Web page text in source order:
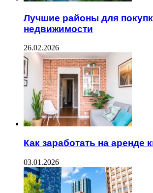
Лучшие районы для
недвижимости
26.02.2026
Как заработать на аренде
03.01.2026